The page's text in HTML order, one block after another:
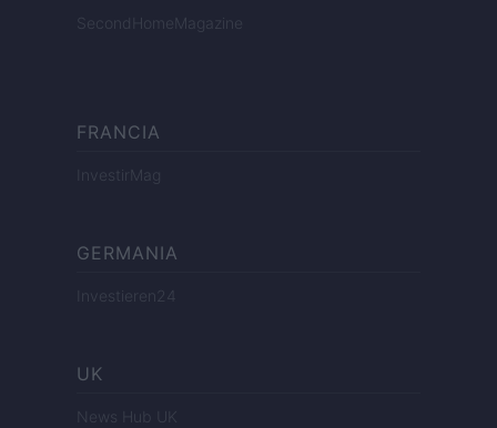
SecondHomeMagazine
FRANCIA
InvestirMag
GERMANIA
Investieren24
UK
News Hub UK